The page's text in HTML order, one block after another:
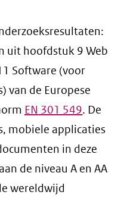
uit hoofdstuk 9 Web
Software (voor
van de Europese
EN 301 549. De
mobiele applicaties
in deze
de niveau A en AA
wereldwijd